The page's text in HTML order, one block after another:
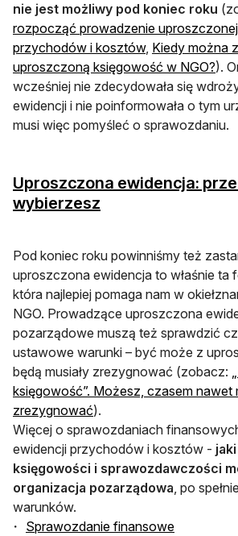
nie jest możliwy pod koniec roku
rozpocząć prowadzenie
przychodów i kosztówotwiera się w
, Kiedy można
uproszczoną księgowość w NGO?).
wcześniej nie zdecydowała się
ewidencji i nie poinformowała o tym
musi więc pomyśleć o sprawozdaniu.
Uproszczona ewidencja:
wybierzesz
Pod koniec roku powinniśmy też
uproszczona ewidencja to właśnie ta
która najlepiej pomaga nam w
NGO. Prowadzące uproszczona
pozarządowe muszą też sprawdzić
ustawowe warunki – być może z
będą musiały zrezygnować (zobacz:
księgowość”. Możesz, czasem nawet
zrezygnowaćotwiera się w nowej karcie
).
Więcej o sprawozdaniach
ewidencji przychodów i kosztów -
księgowości i sprawozdawczości
organizacja pozarządowa, po
warunków.
Sprawozdanie finansoweotwiera się